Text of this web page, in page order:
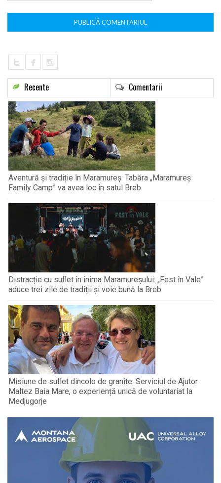
Recente Comentarii
Aventură și tradiție în Maramureș: Tabăra „Maramureș
Family Camp” va avea loc în satul Breb
Distracție cu suflet în inima Maramureșului: „Fest în Vale”
aduce trei zile de tradiții și voie bună la Breb
Misiune de suflet dincolo de granițe: Serviciul de Ajutor
Maltez Baia Mare, o experiență unică de voluntariat la
Medjugorje